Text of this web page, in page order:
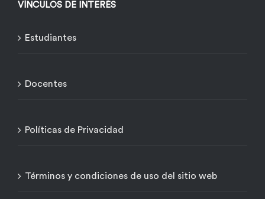
VÍNCULOS DE INTERÉS
Estudiantes
Docentes
Políticas de Privacidad
Términos y condiciones de uso del sitio web